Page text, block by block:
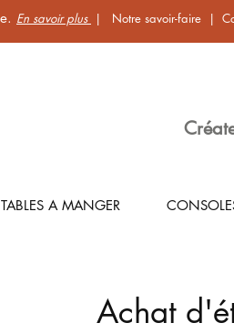
En savoir plus | Notre savoir-faire |
TABLES A MANGER
Achat